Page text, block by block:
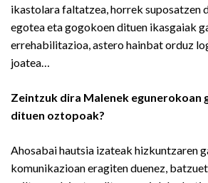
ikastolara faltatzea, horrek suposatzen
egotea eta gogokoen dituen ikasgaiak
errehabilitazioa, astero hainbat orduz
joatea…
Zeintzuk dira Malenek egunerokoan
dituen oztopoak?
Ahosabai hautsia izateak hizkuntzaren
komunikazioan eragiten duenez,